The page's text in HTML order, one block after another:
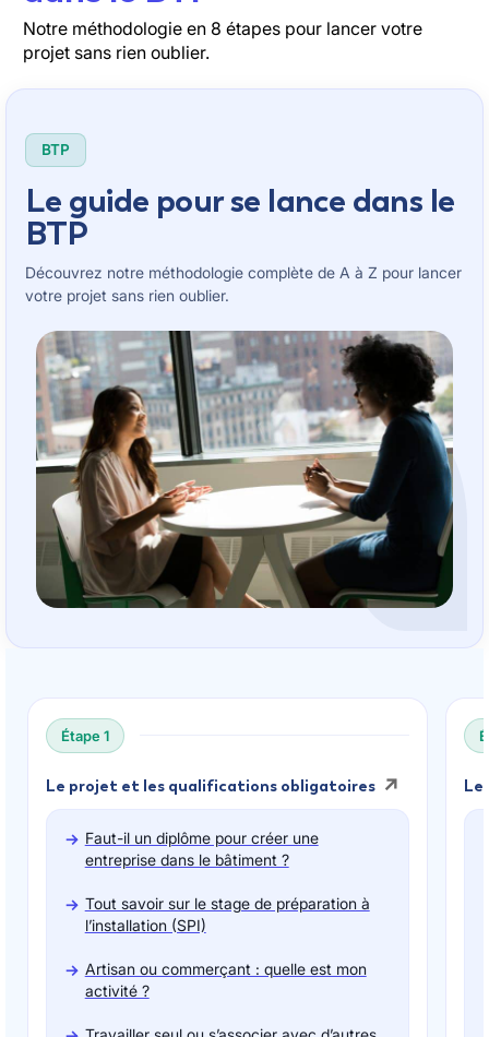
Notre méthodologie en 8 étapes pour lancer votre
projet sans rien oublier.
BTP
Le guide pour se lance dans le
BTP
Découvrez notre méthodologie complète de A à Z pour lancer
votre projet sans rien oublier.
Étape 1
Le projet et les qualifications obligatoires
Faut-il un diplôme pour créer une
entreprise dans le bâtiment ?
Tout savoir sur le stage de préparation à
l’installation (SPI)
Artisan ou commerçant : quelle est mon
activité ?
Le